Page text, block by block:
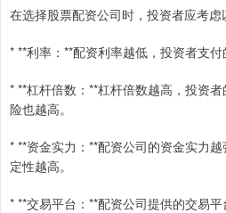
在选择股票配资公司时，投资者应考虑
* **利率：**配资利率越低，投资者支付
* **杠杆倍数：**杠杆倍数越高，投资
险也越高。
* **资金实力：**配资公司的资金实力
定性越高。
* **交易平台：**配资公司提供的交易